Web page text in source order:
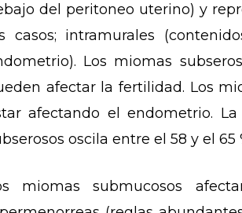
del peritoneo uterino) y
casos; intramurales
Los miomas
afectar la fertilidad. Los
afectando el endometrio.
oscila entre el 58 y el 65
miomas submucosos